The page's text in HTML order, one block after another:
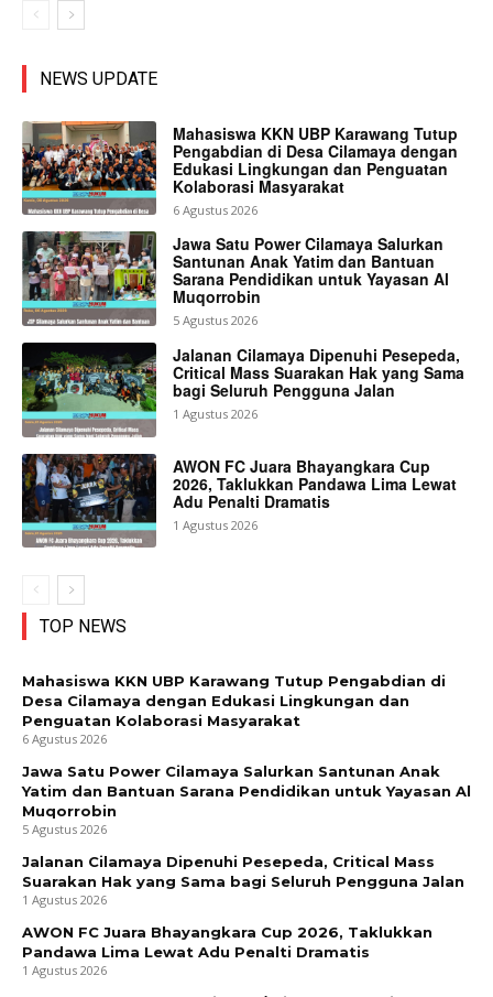
NEWS UPDATE
Mahasiswa KKN UBP Karawang Tutup
Pengabdian di Desa Cilamaya dengan
Edukasi Lingkungan dan Penguatan
Kolaborasi Masyarakat
6 Agustus 2026
Jawa Satu Power Cilamaya Salurkan
Santunan Anak Yatim dan Bantuan
Sarana Pendidikan untuk Yayasan Al
Muqorrobin
5 Agustus 2026
Jalanan Cilamaya Dipenuhi Pesepeda,
Critical Mass Suarakan Hak yang Sama
bagi Seluruh Pengguna Jalan
1 Agustus 2026
AWON FC Juara Bhayangkara Cup
2026, Taklukkan Pandawa Lima Lewat
Adu Penalti Dramatis
1 Agustus 2026
TOP NEWS
Mahasiswa KKN UBP Karawang Tutup Pengabdian di
Desa Cilamaya dengan Edukasi Lingkungan dan
Penguatan Kolaborasi Masyarakat
6 Agustus 2026
Jawa Satu Power Cilamaya Salurkan Santunan Anak
Yatim dan Bantuan Sarana Pendidikan untuk Yayasan Al
Muqorrobin
5 Agustus 2026
Jalanan Cilamaya Dipenuhi Pesepeda, Critical Mass
Suarakan Hak yang Sama bagi Seluruh Pengguna Jalan
1 Agustus 2026
AWON FC Juara Bhayangkara Cup 2026, Taklukkan
Pandawa Lima Lewat Adu Penalti Dramatis
1 Agustus 2026